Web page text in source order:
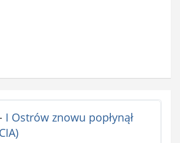
I Ostrów znowu popłynął